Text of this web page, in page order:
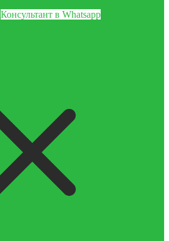
Консультант в Whatsapp